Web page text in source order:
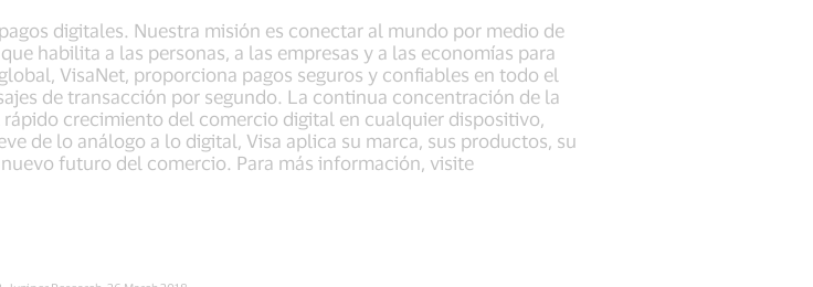
digitales. Nuestra misión es conectar al mundo por medio de
habilita a las personas, a las empresas y a las economías para
VisaNet, proporciona pagos seguros y confiables en todo el
de transacción por segundo. La continua concentración de la
crecimiento del comercio digital en cualquier dispositivo,
de lo análogo a lo digital, Visa aplica su marca, sus productos, su
futuro del comercio. Para más información, visite